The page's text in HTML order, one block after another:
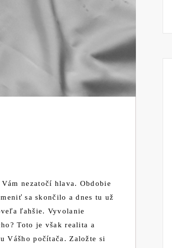
nezatočí hlava. Obdobie
sa skončilo a dnes tu už
ľahšie. Vyvolanie
Toto je však realita a
Vášho počítača. Založte si